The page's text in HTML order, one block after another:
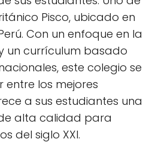
Pisco, ubicado en
Con un enfoque en la
un currículum basado
este colegio se
los mejores
a sus estudiantes una
alta calidad para
del siglo XXI.